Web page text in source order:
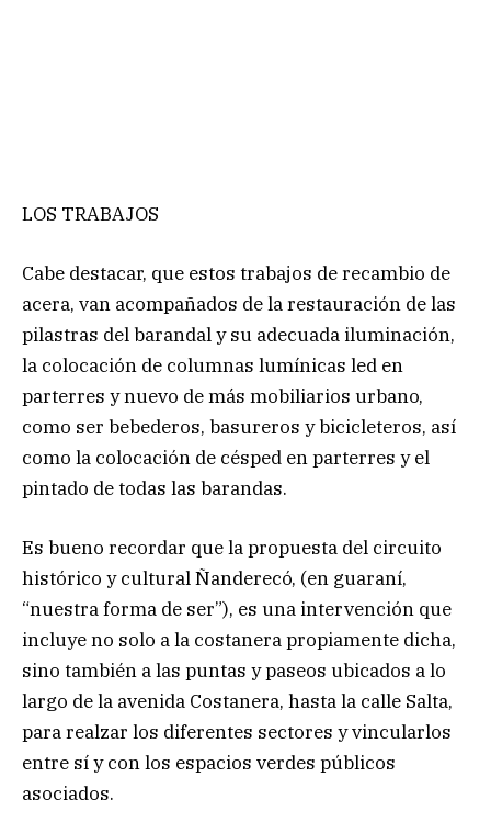
LOS TRABAJOS
Cabe destacar, que estos trabajos de recambio de
acera, van acompañados de la restauración de las
pilastras del barandal y su adecuada iluminación,
la colocación de columnas lumínicas led en
parterres y nuevo de más mobiliarios urbano,
como ser bebederos, basureros y bicicleteros, así
como la colocación de césped en parterres y el
pintado de todas las barandas.
Es bueno recordar que la propuesta del circuito
histórico y cultural Ñanderecó, (en guaraní,
“nuestra forma de ser”), es una intervención que
incluye no solo a la costanera propiamente dicha,
sino también a las puntas y paseos ubicados a lo
largo de la avenida Costanera, hasta la calle Salta,
para realzar los diferentes sectores y vincularlos
entre sí y con los espacios verdes públicos
asociados.